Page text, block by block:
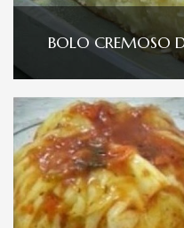
BOLO CREMOSO